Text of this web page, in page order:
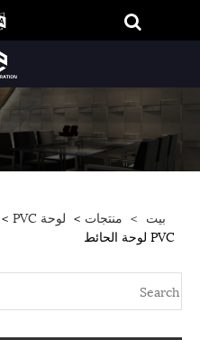
بيت > منتجات > لوحة PVC >
PVC لوحة الحائط